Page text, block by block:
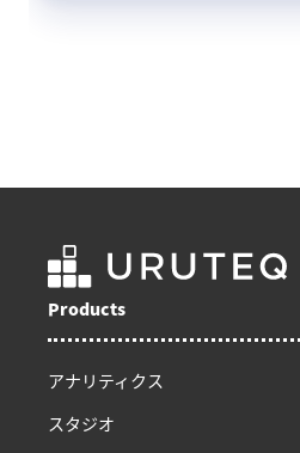
Products
アナリティクス
スタジオ